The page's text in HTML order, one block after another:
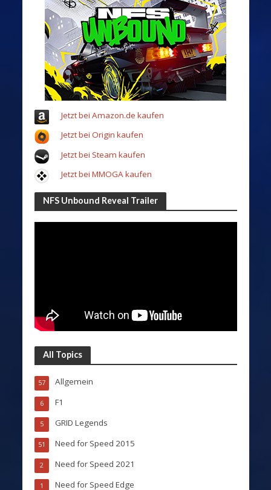
Jetzt bei Amazon.de kaufen
Jetzt bei Origin kaufen
Jetzt bei Steam kaufen
Jetzt bei MMOGA kaufen
NFS Unbound Reveal Trailer
All Topics
Allgemein
57
F1
6
GRID Legends
5
Need for Speed 2015
51
Need for Speed 2021
2
Need for Speed Edge
1